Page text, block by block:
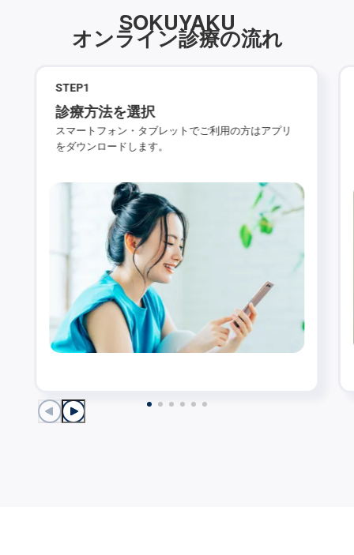
SOKUYAKU
オンライン診療の流れ
STEP1
診療方法を選択
スマートフォン・タブレットでご利用の方はアプリ
をダウンロードします。